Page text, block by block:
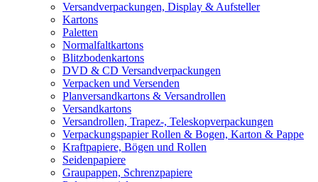
Versandverpackungen, Display & Aufsteller
Kartons
Paletten
Normalfaltkartons
Blitzbodenkartons
DVD & CD Versandverpackungen
Verpacken und Versenden
Planversandkartons & Versandrollen
Versandkartons
Versandrollen, Trapez-, Teleskopverpackungen
Verpackungspapier Rollen & Bogen, Karton & Pappe
Kraftpapiere, Bögen und Rollen
Seidenpapiere
Graupappen, Schrenzpapiere